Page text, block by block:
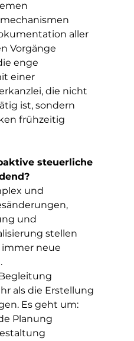
aller
Vorgänge
enge
einer
die nicht
ist, sondern
frühzeitig
steuerliche
und
und
stellen
immer neue
als die Erstellung
Es geht um:
Planung